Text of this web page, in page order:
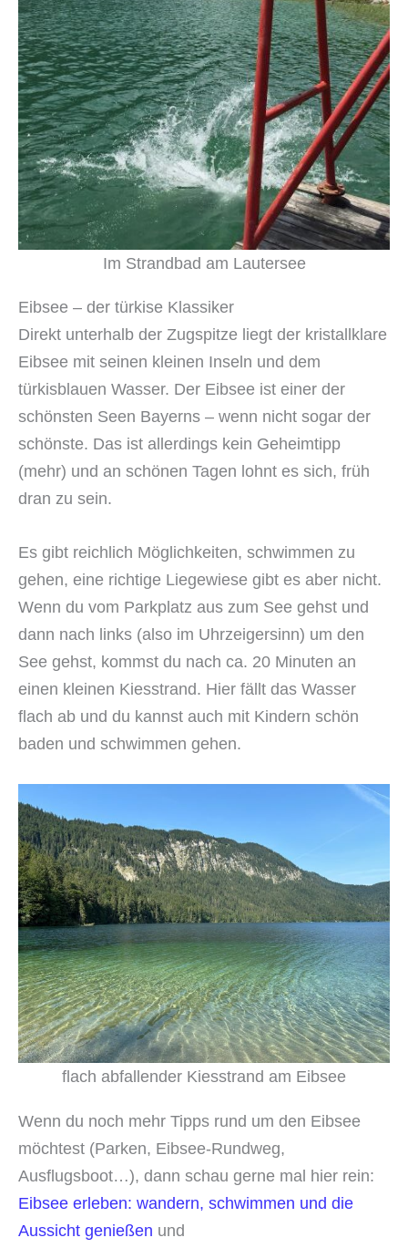
Im Strandbad am Lautersee
Eibsee – der türkise Klassiker
Direkt unterhalb der Zugspitze liegt der kristallklare
Eibsee mit seinen kleinen Inseln und dem
türkisblauen Wasser. Der Eibsee ist einer der
schönsten Seen Bayerns – wenn nicht sogar der
schönste. Das ist allerdings kein Geheimtipp
(mehr) und an schönen Tagen lohnt es sich, früh
dran zu sein.
Es gibt reichlich Möglichkeiten, schwimmen zu
gehen, eine richtige Liegewiese gibt es aber nicht.
Wenn du vom Parkplatz aus zum See gehst und
dann nach links (also im Uhrzeigersinn) um den
See gehst, kommst du nach ca. 20 Minuten an
einen kleinen Kiesstrand. Hier fällt das Wasser
flach ab und du kannst auch mit Kindern schön
baden und schwimmen gehen.
flach abfallender Kiesstrand am Eibsee
Wenn du noch mehr Tipps rund um den Eibsee
möchtest (Parken, Eibsee-Rundweg,
Ausflugsboot…), dann schau gerne mal hier rein:
Eibsee erleben: wandern, schwimmen und die
Aussicht genießen und